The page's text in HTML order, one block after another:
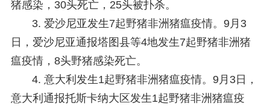
猪感染，30头死亡，25头被扑杀。
3. 爱沙尼亚发生7起野猪非洲猪瘟疫情。9月3
日，爱沙尼亚通报塔图县等4地发生7起野猪非洲猪
瘟疫情，8头野猪感染死亡。
4. 意大利发生1起野猪非洲猪瘟疫情。9月3日，
意大利通报托斯卡纳大区发生1起野猪非洲猪瘟疫